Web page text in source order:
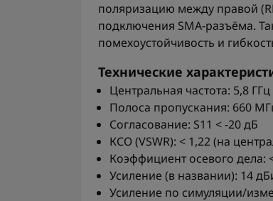
поляризацию между правой
подключения SMA-разъёма.
помехоустойчивость и
Технические
Центральная частота: 5,8 ГГц
Полоса пропускания: 660
Согласование: S11 < -20 дБ
КСО (VSWR): < 1,22 (на
Коэффициент осевого дела:
Усиление (в названии): 14
Усиление по симуляции/